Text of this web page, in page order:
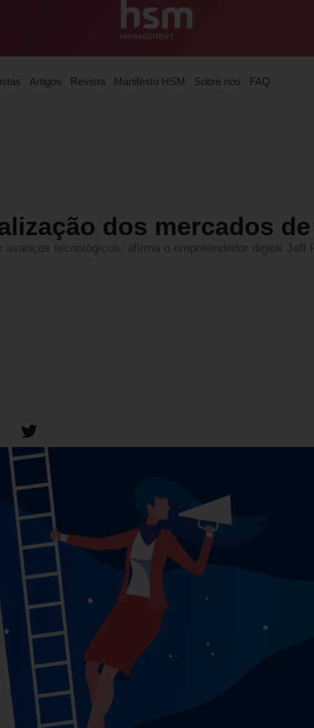
Artigos Revista Manifesto HSM Sobre nós FAQ
dos mercados
avanços tecnológicos, afirma o empreendedor digital Jeff